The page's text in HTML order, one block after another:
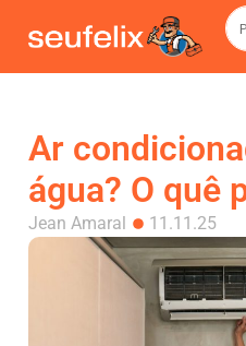
Ar
água? O quê
Jean Amaral 11.11.25